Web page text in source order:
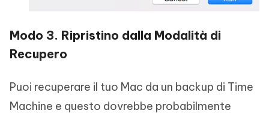
Modo 3. Ripristino dalla Modalità di
Recupero
Puoi recuperare il tuo Mac da un backup di Time
Machine e questo dovrebbe probabilmente